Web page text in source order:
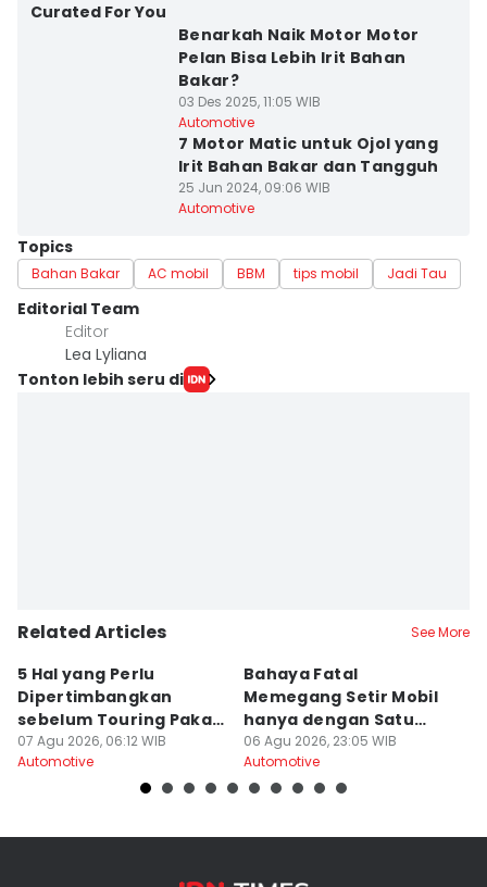
Curated For You
Benarkah Naik Motor Motor
Pelan Bisa Lebih Irit Bahan
Bakar?
03 Des 2025, 11:05 WIB
Automotive
7 Motor Matic untuk Ojol yang
Irit Bahan Bakar dan Tangguh
25 Jun 2024, 09:06 WIB
Automotive
Topics
Bahan Bakar AC mobil BBM tips mobil Jadi Tau
Editorial Team
Editor
Lea Lyliana
Tonton lebih seru di
Related Articles See More
5 Hal yang Perlu
Dipertimbangkan
sebelum Touring Pakai
Motor Matic
07 Agu 2026, 06:12 WIB
Automotive
Bahaya Fatal
Memegang Setir Mobil
hanya dengan Satu
Tangan
06 Agu 2026, 23:05 WIB
Automotive